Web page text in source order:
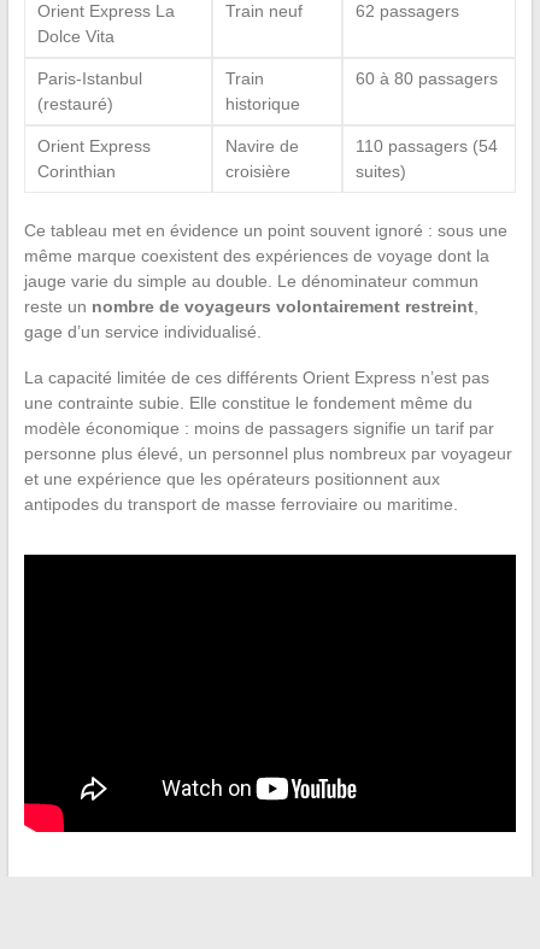
Orient Express La
Dolce Vita
Train neuf 62 passagers
Paris-Istanbul
(restauré)
Train
historique
60 à 80 passagers
Orient Express
Corinthian
Navire de
croisière
110 passagers (54
suites)
Ce tableau met en évidence un point souvent ignoré : sous une
même marque coexistent des expériences de voyage dont la
jauge varie du simple au double. Le dénominateur commun
reste un nombre de voyageurs volontairement restreint,
gage d’un service individualisé.
La capacité limitée de ces différents Orient Express n’est pas
une contrainte subie. Elle constitue le fondement même du
modèle économique : moins de passagers signifie un tarif par
personne plus élevé, un personnel plus nombreux par voyageur
et une expérience que les opérateurs positionnent aux
antipodes du transport de masse ferroviaire ou maritime.